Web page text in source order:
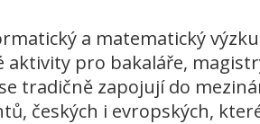
a matematický
aktivity pro bakaláře,
tradičně zapojují do
českých i evropských,